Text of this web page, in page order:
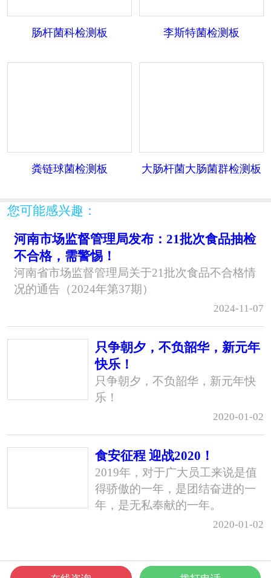
肠杆菌科检测板 李斯特菌检测板
粪链球菌检测板 大肠杆菌大肠菌群检测板
您可能感兴趣：
河南市场监督管理局发布：21批次食品抽检
不合格，需警惕！
河南省市场监督管理局关于21批次食品不合格情
况的通告（2024年第37期）
2024-11-07
只争朝夕，不负韶华，新元年
快乐！
只争朝夕，不负韶华，新元年快
乐！
2020-01-02
食安征程 迎战2020！
2019年，对于广大员工来说是值
得骄傲的一年，是团结奋进的一
年，是无私奉献的一年。
2020-01-02